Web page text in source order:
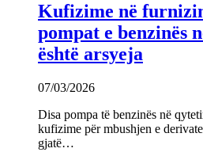
Kufizime në
pompat e benzinës
është arsyeja
07/03/2026
Disa pompa të benzinës në
kufizime për mbushjen e
gjatë…